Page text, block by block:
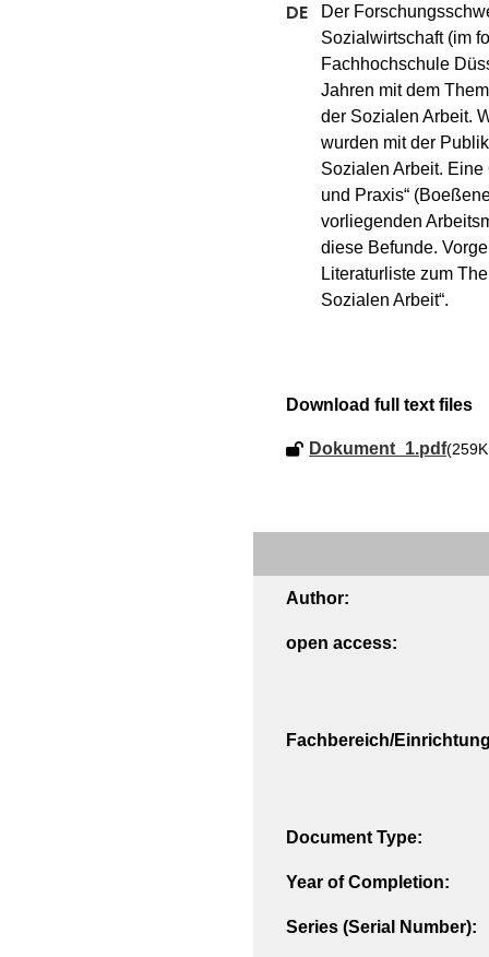
Der
Sozialwirtschaft (im
Fachhochschule
Jahren mit dem
der Sozialen Arbeit.
wurden mit der
Sozialen Arbeit.
und Praxis“
vorliegenden
diese Befunde.
Literaturliste zum
Sozialen Arbeit“.
Download full text files
Dokument_1.pdf
Author:
open access:
Fachbereich/
Document Type:
Year of Completion:
Series (Serial Number):